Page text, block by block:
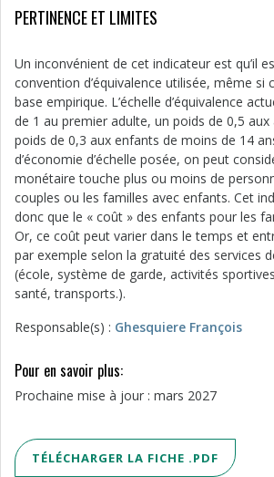
PERTINENCE ET LIMITES
Un inconvénient de cet indicateur est qu’il
convention d’équivalence utilisée, même si
base empirique. L’échelle d’équivalence
de 1 au premier adulte, un poids de 0,5
poids de 0,3 aux enfants de moins de 14
d’économie d’échelle posée, on peut
monétaire touche plus ou moins de
couples ou les familles avec enfants. Cet
donc que le « coût » des enfants pour les
Or, ce coût peut varier dans le temps et
par exemple selon la gratuité des services
(école, système de garde, activités
santé, transports.).
Responsable(s) : Ghesquiere François
Pour en savoir plus:
Prochaine mise à jour : mars 2027
TÉLÉCHARGER LA FICHE .PDF